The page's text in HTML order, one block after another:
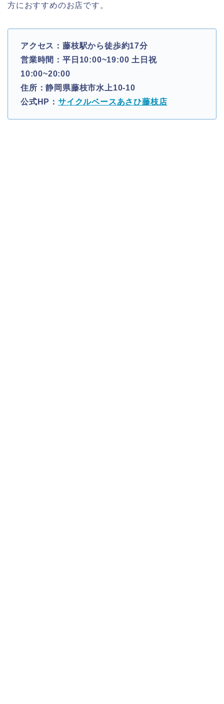
方におすすめのお店です。
アクセス：藤枝駅から徒歩約17分
営業時間：平日10:00~19:00 土日祝
10:00~20:00
住所：静岡県藤枝市水上10-10
公式HP： サイクルベースあさひ藤枝店